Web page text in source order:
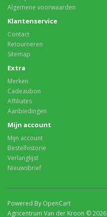
Algemene voorwaarden
Klantenservice
Contact
Retourneren
Sitemap
Extra
Merken
Cadeaubon
Affiliates
Aanbiedingen
Mijn account
Mijn account
Bestelhistorie
Verlanglijst
Nieuwsbrief
Powered By OpenCart
Agricentrum Van der Kroon © 2026